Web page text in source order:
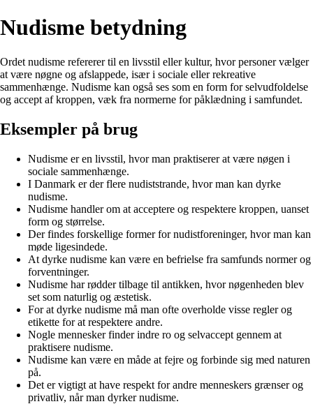
Nudisme betydning
Ordet nudisme refererer til en livsstil eller kultur, hvor personer vælger
at være nøgne og afslappede, især i sociale eller rekreative
sammenhænge. Nudisme kan også ses som en form for selvudfoldelse
og accept af kroppen, væk fra normerne for påklædning i samfundet.
Eksempler på brug
Nudisme er en livsstil, hvor man praktiserer at være nøgen i
sociale sammenhænge.
I Danmark er der flere nudiststrande, hvor man kan dyrke
nudisme.
Nudisme handler om at acceptere og respektere kroppen, uanset
form og størrelse.
Der findes forskellige former for nudistforeninger, hvor man kan
møde ligesindede.
At dyrke nudisme kan være en befrielse fra samfunds normer og
forventninger.
Nudisme har rødder tilbage til antikken, hvor nøgenheden blev
set som naturlig og æstetisk.
For at dyrke nudisme må man ofte overholde visse regler og
etikette for at respektere andre.
Nogle mennesker finder indre ro og selvaccept gennem at
praktisere nudisme.
Nudisme kan være en måde at fejre og forbinde sig med naturen
på.
Det er vigtigt at have respekt for andre menneskers grænser og
privatliv, når man dyrker nudisme.